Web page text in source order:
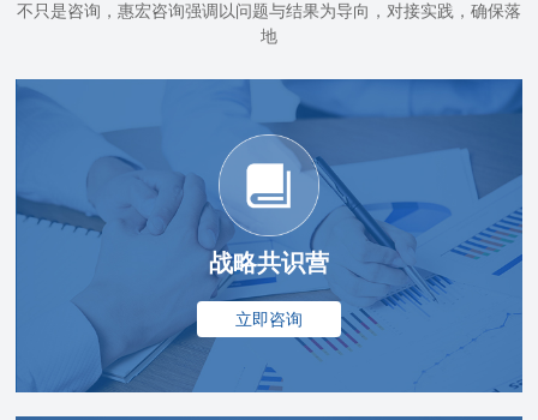
不只是咨询，惠宏咨询强调以问题与结果为导向，对接实践，确保落
地
战略共识营
立即咨询